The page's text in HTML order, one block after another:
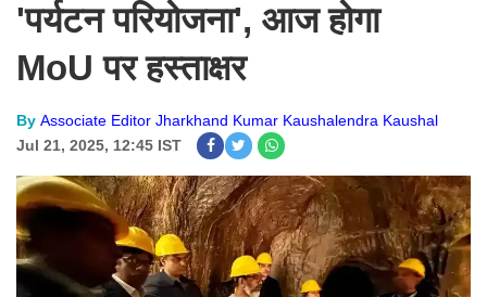
'पर्यटन परियोजना', आज होगा
MoU पर हस्ताक्षर
By Associate Editor Jharkhand Kumar Kaushalendra Kaushal
Jul 21, 2025, 12:45 IST